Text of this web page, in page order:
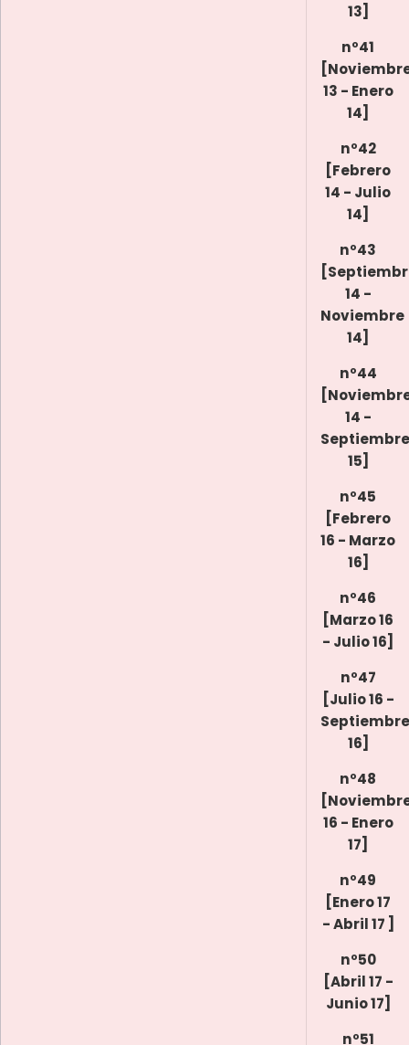
13]
nº41
13 - Enero
14]
nº42
[Febrero
14 - Julio
14]
nº43
14 -
Noviembre
14]
nº44
14 -
Septiembre
15]
nº45
[Febrero
16 - Marzo
16]
nº46
[Marzo 16
- Julio 16]
nº47
[Julio 16 -
Septiembre
16]
nº48
16 - Enero
17]
nº49
[Enero 17
- Abril 17 ]
nº50
[Abril 17 -
Junio 17]
nº51